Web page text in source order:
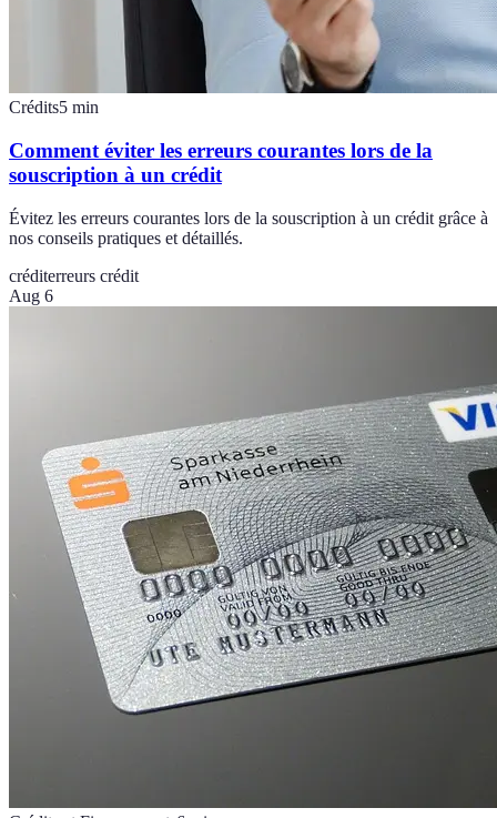
Crédits5 min
Comment éviter les erreurs courantes lors de la
souscription à un crédit
Évitez les erreurs courantes lors de la souscription à un crédit grâce à
nos conseils pratiques et détaillés.
créditerreurs crédit
Aug 6